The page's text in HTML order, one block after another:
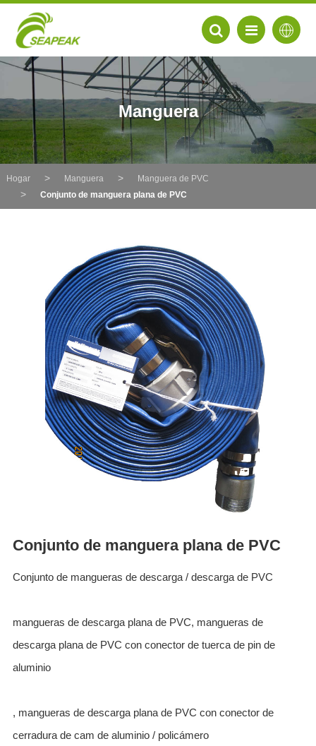
Manguera
Hogar Manguera
Manguera de PVC
Conjunto de manguera plana de PVC
Conjunto de manguera plana de PVC
Conjunto de mangueras de descarga / descarga de PVC
mangueras de descarga plana de PVC, mangueras de
descarga plana de PVC con conector de tuerca de pin de
aluminio
, mangueras de descarga plana de PVC con conector de
cerradura de cam de aluminio / policámero